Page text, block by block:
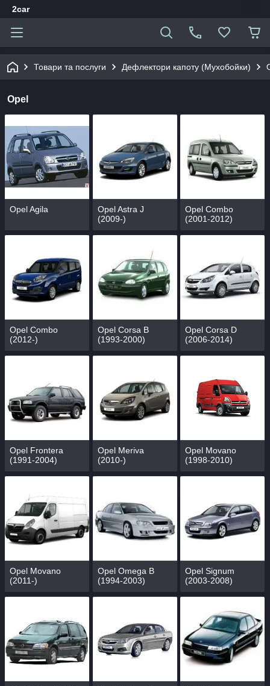
2car
Товари та послуги Дефлектори капоту (Мухобойки)
Opel
Opel Agila
Opel Astra J
(2009-)
Opel Combo
(2001-2012)
Opel Combo
(2012-)
Opel Corsa B
(1993-2000)
Opel Corsa D
(2006-2014)
Opel Frontera
(1991-2004)
Opel Meriva
(2010-)
Opel Movano
(1998-2010)
Opel Movano
(2011-)
Opel Omega B
(1994-2003)
Opel Signum
(2003-2008)